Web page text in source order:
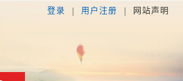
登录 用户注册 网 站声 明